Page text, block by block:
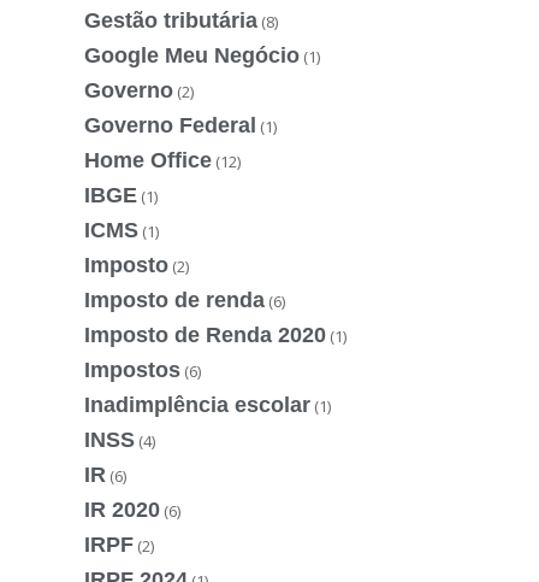
Gestão tributária (8)
Google Meu Negócio (1)
Governo (2)
Governo Federal (1)
Home Office (12)
IBGE (1)
ICMS (1)
Imposto (2)
Imposto de renda (6)
Imposto de Renda 2020 (1)
Impostos (6)
Inadimplência escolar (1)
INSS (4)
IR (6)
IR 2020 (6)
IRPF (2)